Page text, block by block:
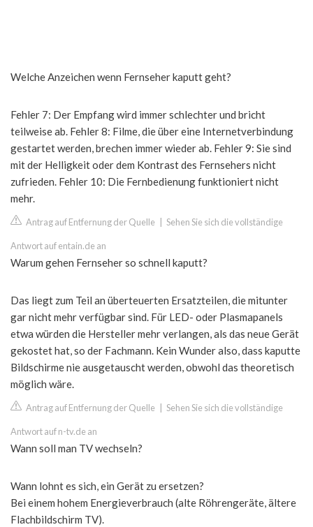
Welche Anzeichen wenn Fernseher kaputt geht?
Fehler 7: Der Empfang wird immer schlechter und bricht
teilweise ab. Fehler 8: Filme, die über eine Internetverbindung
gestartet werden, brechen immer wieder ab. Fehler 9: Sie sind
mit der Helligkeit oder dem Kontrast des Fernsehers nicht
zufrieden. Fehler 10: Die Fernbedienung funktioniert nicht
mehr.
Antrag auf Entfernung der Quelle Sehen Sie sich die vollständige
Antwort auf entain.de an
Warum gehen Fernseher so schnell kaputt?
Das liegt zum Teil an überteuerten Ersatzteilen, die mitunter
gar nicht mehr verfügbar sind. Für LED- oder Plasmapanels
etwa würden die Hersteller mehr verlangen, als das neue Gerät
gekostet hat, so der Fachmann. Kein Wunder also, dass kaputte
Bildschirme nie ausgetauscht werden, obwohl das theoretisch
möglich wäre.
Antrag auf Entfernung der Quelle Sehen Sie sich die vollständige
Antwort auf n-tv.de an
Wann soll man TV wechseln?
Wann lohnt es sich, ein Gerät zu ersetzen?
Bei einem hohem Energieverbrauch (alte Röhrengeräte, ältere
Flachbildschirm TV).